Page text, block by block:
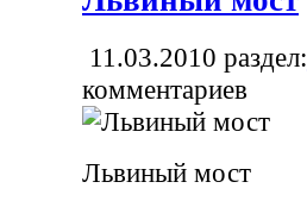
11.03.2010 раздел:
комментариев
Львиный мост